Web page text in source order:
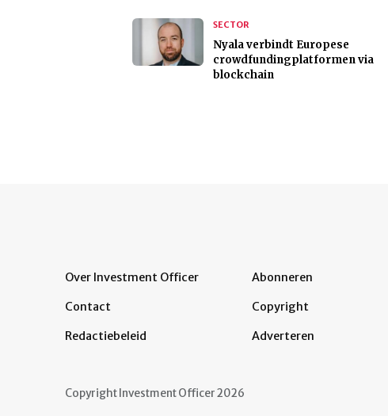
SECTOR
Nyala verbindt Europese
crowdfundingplatformen via
blockchain
Over Investment Officer
Contact
Redactiebeleid
Abonneren
Copyright
Adverteren
Copyright Investment Officer 2026